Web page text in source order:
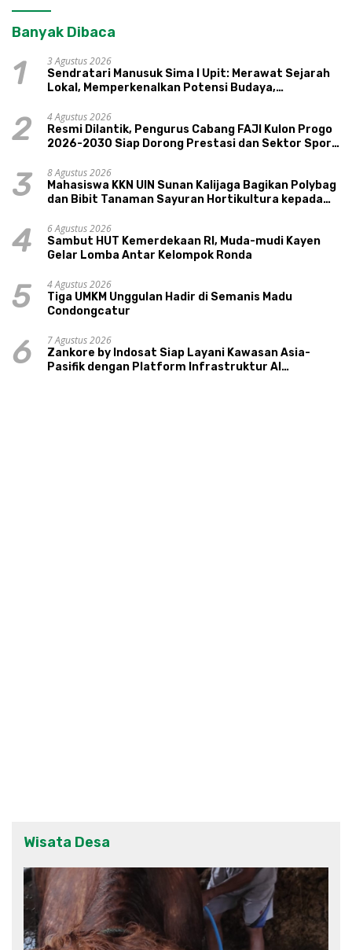
Banyak Dibaca
1
3 Agustus 2026
Sendratari Manusuk Sima I Upit: Merawat Sejarah
Lokal, Memperkenalkan Potensi Budaya,
2
4 Agustus 2026
Resmi Dilantik, Pengurus Cabang FAJI Kulon Progo
2026-2030 Siap Dorong Prestasi dan Sektor Sport
3
8 Agustus 2026
Mahasiswa KKN UIN Sunan Kalijaga Bagikan Polybag
dan Bibit Tanaman Sayuran Hortikultura kepada
4
6 Agustus 2026
Sambut HUT Kemerdekaan RI, Muda-mudi Kayen
Gelar Lomba Antar Kelompok Ronda
5
4 Agustus 2026
Tiga UMKM Unggulan Hadir di Semanis Madu
Condongcatur
6
7 Agustus 2026
Zankore by Indosat Siap Layani Kawasan Asia-
Pasifik dengan Platform Infrastruktur AI
Wisata Desa